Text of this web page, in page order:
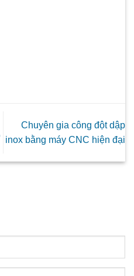
Chuyên gia công đột dập
inox bằng máy CNC hiện đại